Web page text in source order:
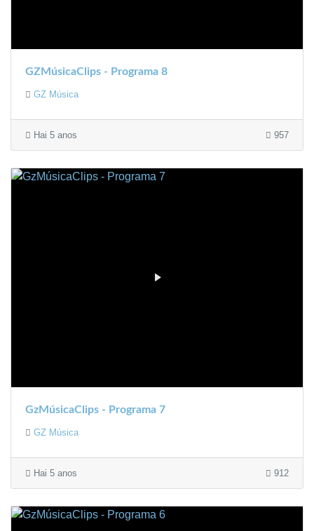
GZMúsicaClips - Programa 8
GZ Música
Hai 5 anos 957
GzMúsicaClips - Programa 7
GZ Música
Hai 5 anos 912